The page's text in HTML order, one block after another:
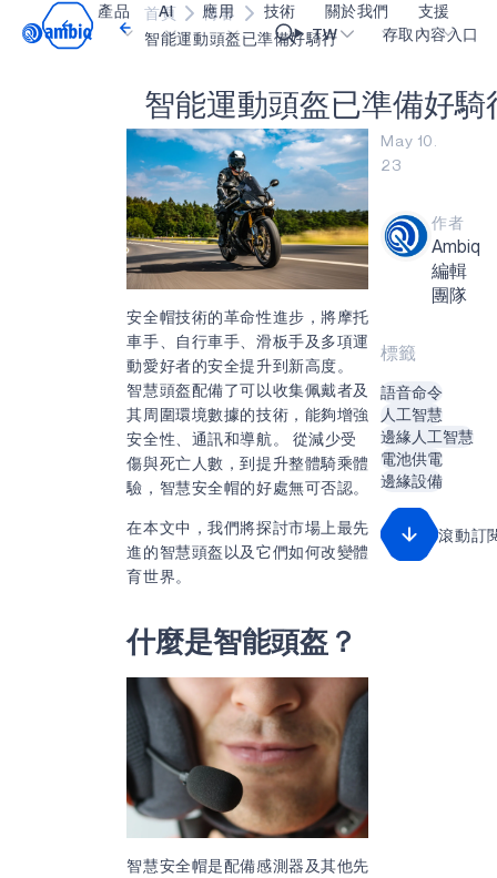
產品 AI 應用
醫療保健
工業邊緣
智能遙控器
智慧家庭和建築
智慧卡
可穿戴設備
遊戲
耳戴式裝置
技術
blueSPOT
graphiqSPOT
neuralSPOT
secureSPOT
SPOT
turboSPOT
關於我們
部落格
職業
讓我們共同建設未來
活動
投資者關係
訊息
合作成功亮點
為什麼選擇 Ambiq
什麼是邊緣 AI？
支援
內容入口網
詞彙表
我們的合作
資源
影像資料庫
購買地點
常見問題
TW 存取內容入口
首頁
博客
智能運動頭盔已準備好騎行
智能運動頭盔 已準備好騎
安全帽技術的革命性進步，將摩托
車手、自行車手、滑板手及多項運
動愛好者的安全提升到新高度。
智慧頭盔配備了可以收集佩戴者及
其周圍環境數據的技術，能夠增強
安全性、通訊和導航。 從減少受
傷與死亡人數，到提升整體騎乘體
驗，智慧安全帽的好處無可否認。
在本文中，我們將探討市場上最先
進的智慧頭盔以及它們如何改變體
育世界。
什麼是智能頭盔？
智慧安全帽是配備感測器及其他先
May 10.
23
作者
Ambiq
編輯
團隊
標籤
語音命令
人工智慧
邊緣人工智慧
電池供電
邊緣設備
滾動訂
Video title
OK